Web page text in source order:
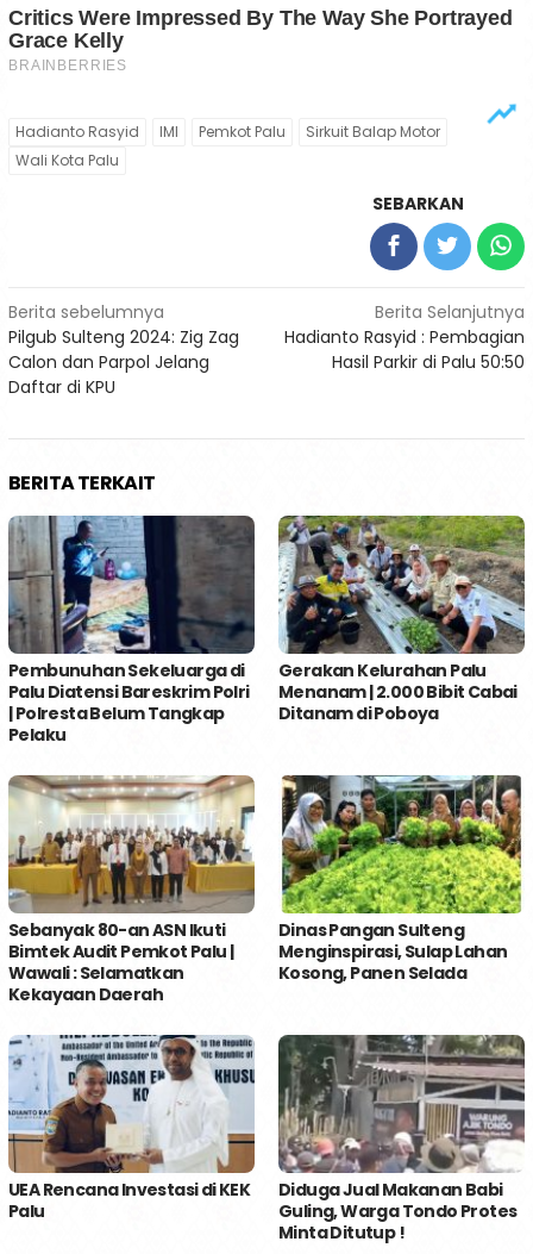
Hadianto Rasyid IMI Pemkot Palu
Sirkuit Balap Motor
Wali Kota Palu
SEBARKAN
Navigasi
pos
Berita sebelumnya
Pilgub Sulteng 2024: Zig Zag
Calon dan Parpol Jelang
Daftar di KPU
Berita Selanjutnya
Hadianto Rasyid : Pembagian
Hasil Parkir di Palu 50:50
BERITA TERKAIT
Pembunuhan Sekeluarga di
Palu Diatensi Bareskrim Polri
| Polresta Belum Tangkap
Pelaku
Gerakan Kelurahan Palu
Menanam | 2.000 Bibit Cabai
Ditanam di Poboya
Sebanyak 80-an ASN Ikuti
Bimtek Audit Pemkot Palu |
Wawali : Selamatkan
Kekayaan Daerah
Dinas Pangan Sulteng
Menginspirasi, Sulap Lahan
Kosong, Panen Selada
UEA Rencana Investasi di KEK
Palu
Diduga Jual Makanan Babi
Guling, Warga Tondo Protes
Minta Ditutup !